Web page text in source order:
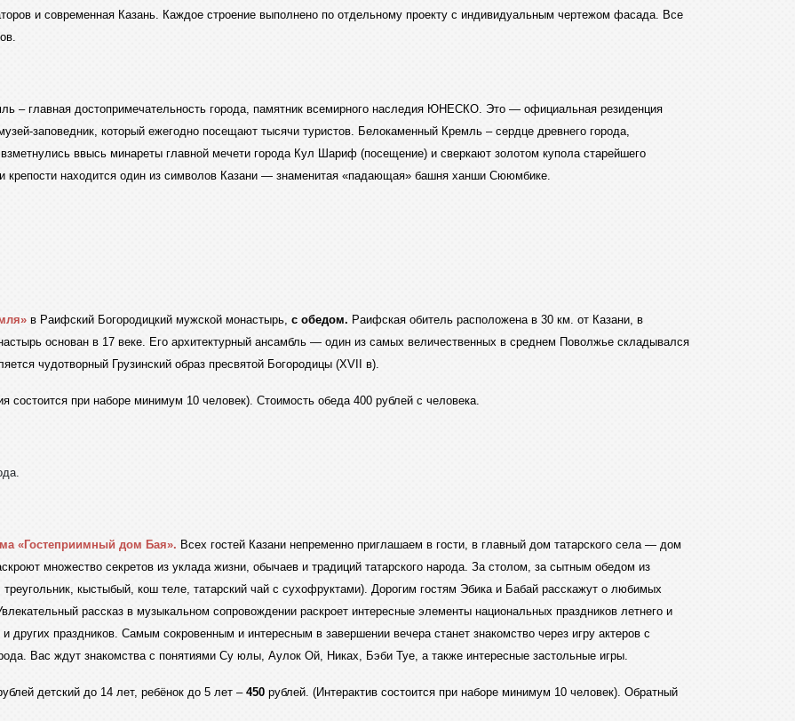
и современная Казань. Каждое строение выполнено по отдельному проекту с индивидуальным чертежом фасада. Все
– главная достопримечательность города, памятник всемирного наследия ЮНЕСКО. Это — официальная резиденция
заповедник, который ежегодно посещают тысячи туристов. Белокаменный Кремль – сердце древнего города,
ввысь минареты главной мечети города Кул Шариф (посещение) и сверкают золотом купола старейшего
крепости находится один из символов Казани — знаменитая «падающая» башня ханши Сююмбике.
в Раифский Богородицкий мужской монастырь, с обедом. Раифская обитель расположена в 30 км. от Казани, в
основан в 17 веке. Его архитектурный ансамбль — один из самых величественных в среднем Поволжье складывался
чудотворный Грузинский образ пресвятой Богородицы (XVII в).
состоится при наборе минимум 10 человек). Стоимость обеда 400 рублей с человека.
«Гостеприимный дом Бая». Всех гостей Казани непременно приглашаем в гости, в главный дом татарского села — дом
множество секретов из уклада жизни, обычаев и традиций татарского народа. За столом, за сытным обедом из
кыстыбый, кош теле, татарский чай с сухофруктами). Дорогим гостям Эбика и Бабай расскажут о любимых
рассказ в музыкальном сопровождении раскроет интересные элементы национальных праздников летнего и
праздников. Самым сокровенным и интересным в завершении вечера станет знакомство через игру актеров с
Вас ждут знакомства с понятиями Су юлы, Аулок Ой, Никах, Бэби Туе, а также интересные застольные игры.
детский до 14 лет, ребёнок до 5 лет – 450 рублей. (Интерактив состоится при наборе минимум 10 человек). Обратный